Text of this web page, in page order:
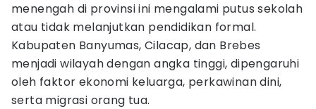
menengah di provinsi ini mengalami putus sekolah
atau tidak melanjutkan pendidikan formal.
Kabupaten Banyumas, Cilacap, dan Brebes
menjadi wilayah dengan angka tinggi, dipengaruhi
oleh faktor ekonomi keluarga, perkawinan dini,
serta migrasi orang tua.